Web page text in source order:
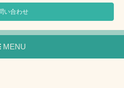
い合わせ
MENU